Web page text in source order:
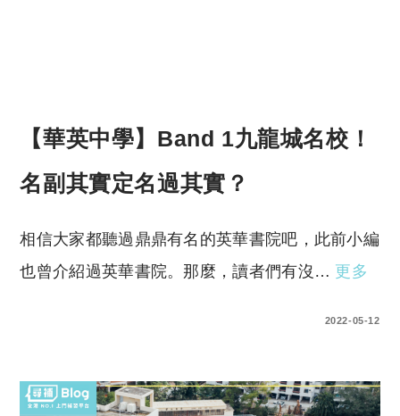
【華英中學】Band 1九龍城名校！
名副其實定名過其實？
相信大家都聽過鼎鼎有名的英華書院吧，此前小編
也曾介紹過英華書院。那麼，讀者們有沒… 更多
2022-05-12